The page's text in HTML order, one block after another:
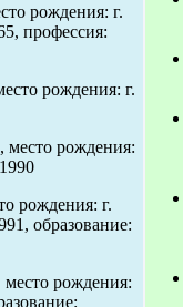
рождения: г.
профессия:
рождения: г.
рождения:
рождения: г.
образование:
рождения: